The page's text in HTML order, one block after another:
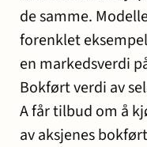
de samme.
forenklet
en markedsverdi
Bokført verdi av
A får tilbud om å
av aksjenes